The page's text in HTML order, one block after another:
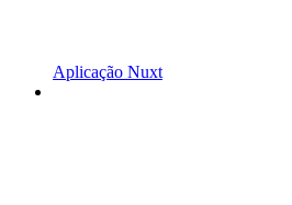
Aplicação Nuxt